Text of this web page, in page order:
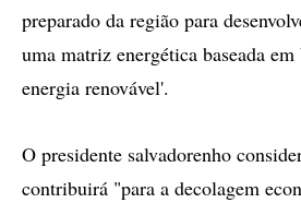
preparado da região para
uma matriz energética baseada
energia renovável'.
O presidente salvadorenho
contribuirá "para a decolagem